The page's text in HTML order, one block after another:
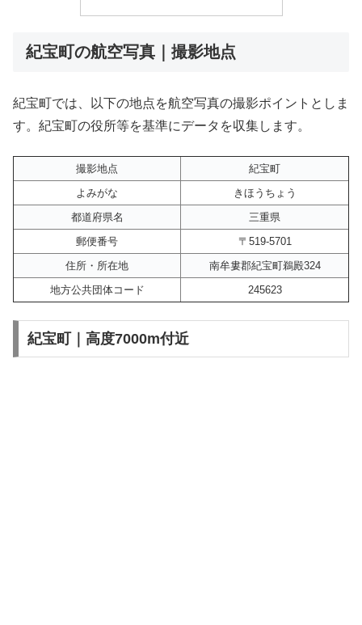
紀宝町の航空写真｜撮影地点
紀宝町では、以下の地点を航空写真の撮影ポイントとしま
す。紀宝町の役所等を基準にデータを収集します。
撮影地点
紀宝町
よみがな
きほうちょう
都道府県名
三重県
郵便番号
〒519-5701
住所・所在地
南牟婁郡紀宝町鵜殿324
地方公共団体コード
245623
紀宝町｜高度7000m付近